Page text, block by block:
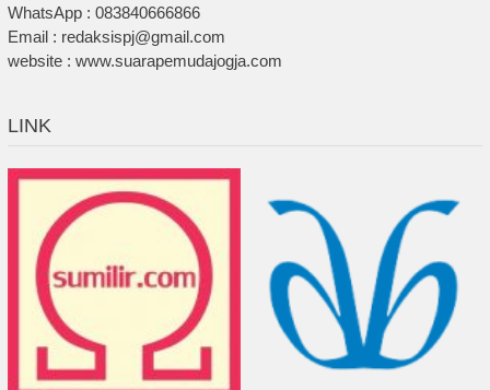
WhatsApp : 083840666866
Email : redaksispj@gmail.com
website : www.suarapemudajogja.com
LINK